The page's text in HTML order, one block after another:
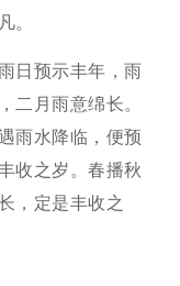
。
日预示丰年，雨
二月雨意绵长。
雨水降临，便预
收之岁。春播秋
，定是丰收之